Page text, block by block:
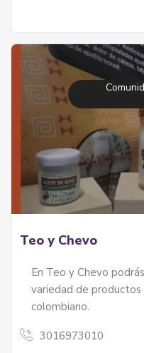
Teo y Chevo
En Teo y Chevo
variedad de
colombiano.
3016973010